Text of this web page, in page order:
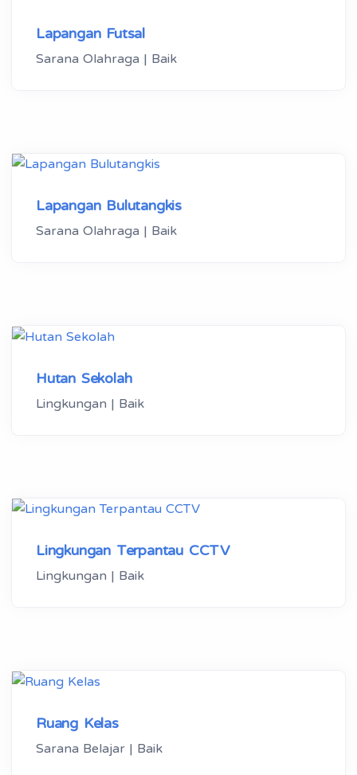
Lapangan Futsal
Sarana Olahraga | Baik
Lapangan Bulutangkis
Sarana Olahraga | Baik
Hutan Sekolah
Lingkungan | Baik
Lingkungan Terpantau CCTV
Lingkungan | Baik
Ruang Kelas
Sarana Belajar | Baik